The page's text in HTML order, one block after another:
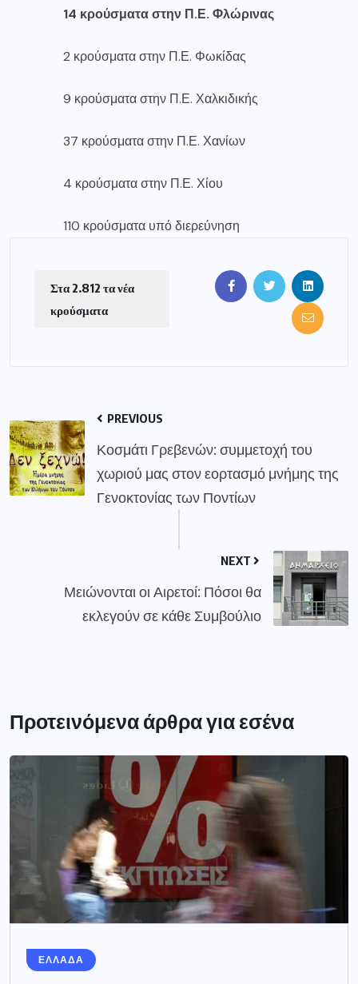
14 κρούσματα στην Π.Ε. Φλώρινας
2 κρούσματα στην Π.Ε. Φωκίδας
9 κρούσματα στην Π.Ε. Χαλκιδικής
37 κρούσματα στην Π.Ε. Χανίων
4 κρούσματα στην Π.Ε. Χίου
110 κρούσματα υπό διερεύνηση
Στα 2.812 τα νέα
κρούσματα
PREVIOUS
Κοσμάτι Γρεβενών: συμμετοχή του
χωριού μας στον εορτασμό μνήμης της
Γενοκτονίας των Ποντίων
NEXT
Μειώνονται οι Αιρετοί: Πόσοι θα
εκλεγούν σε κάθε Συμβούλιο
Προτεινόμενα άρθρα για εσένα
ΕΛΛΑΔΑ